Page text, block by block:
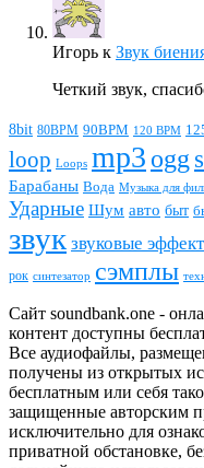
Игорь к Звук
Четкий звук,
8bit 80BPM 90BPM 120 BPM
loop Loops mp3 ogg
Барабаны Вода Музыка для
Ударные Шум авто быт
звук звуковые
рок синтезатор сэмплы
Сайт soundbank.one -
контент доступны
Все аудиофайлы,
получены из открытых
бесплатным или себя
защищенные авторским
исключительно для
приватной обстановке,